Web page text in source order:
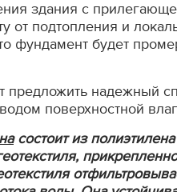
здания с
от подтопления и
фундамент будет
предложить надежный
поверхностной
состоит из